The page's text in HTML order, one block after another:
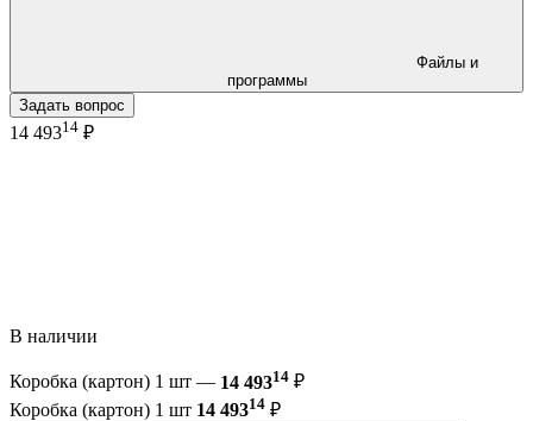
программы
Задать вопрос
14 49314 ₽
В наличии
Коробка (картон) 1 шт — 14 49314 ₽
Коробка (картон) 1 шт 14 49314 ₽